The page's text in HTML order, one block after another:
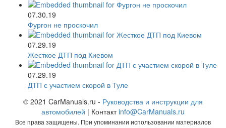
07.30.19
Фургон не проскочил
07.29.19
Жесткое ДТП под Киевом
07.29.19
ДТП с участием скорой в Туле
© 2021 CarManuals.ru - Руководства и инструкции для
автомобилей | Контактinfo@CarManuals.ru
Все права защищены. При упоминании использовании материалов